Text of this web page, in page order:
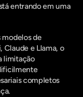
entrando em uma
modelos de
Claude e Llama, o
limitação
completos